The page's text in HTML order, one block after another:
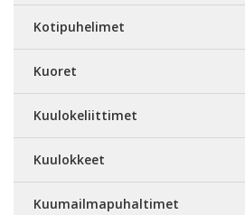
Kotipuhelimet
Kuoret
Kuulokeliittimet
Kuulokkeet
Kuumailmapuhaltimet